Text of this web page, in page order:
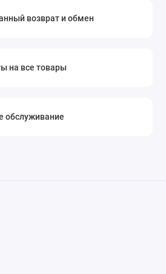
возврат и обмен
на все товары
обслуживание